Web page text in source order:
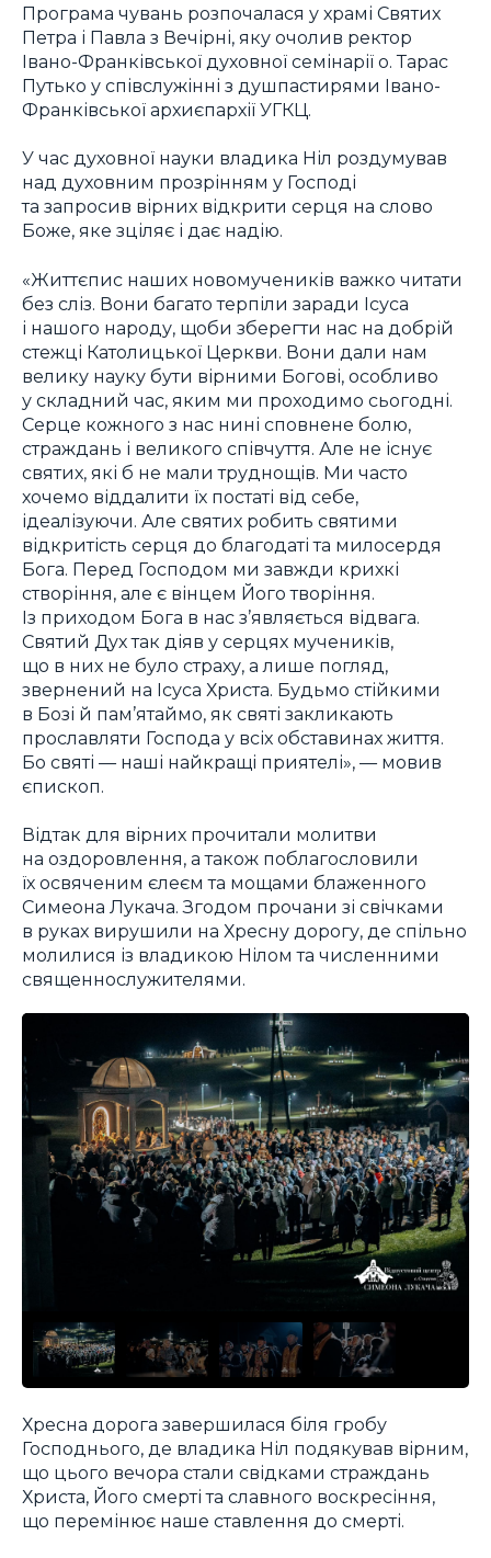
Програма чувань розпочалася у храмі Святих
Петра і Павла з Вечірні, яку очолив ректор
Івано-Франківської духовної семінарії о. Тарас
Путько у співслужінні з душпастирями Івано-
Франківської архиєпархії УГКЦ.
У час духовної науки владика Ніл роздумував
над духовним прозрінням у Господі
та запросив вірних відкрити серця на слово
Боже, яке зціляє і дає надію.
«Життєпис наших новомучеників важко читати
без сліз. Вони багато терпіли заради Ісуса
і нашого народу, щоби зберегти нас на добрій
стежці Католицької Церкви. Вони дали нам
велику науку бути вірними Богові, особливо
у складний час, яким ми проходимо сьогодні.
Серце кожного з нас нині сповнене болю,
страждань і великого співчуття. Але не існує
святих, які б не мали труднощів. Ми часто
хочемо віддалити їх постаті від себе,
ідеалізуючи. Але святих робить святими
відкритість серця до благодаті та милосердя
Бога. Перед Господом ми завжди крихкі
створіння, але є вінцем Його творіння.
Із приходом Бога в нас з’являється відвага.
Святий Дух так діяв у серцях мучеників,
що в них не було страху, а лише погляд,
звернений на Ісуса Христа. Будьмо стійкими
в Бозі й пам’ятаймо, як святі закликають
прославляти Господа у всіх обставинах життя.
Бо святі — наші найкращі приятелі», — мовив
єпископ.
Відтак для вірних прочитали молитви
на оздоровлення, а також поблагословили
їх освяченим єлеєм та мощами блаженного
Симеона Лукача. Згодом прочани зі свічками
в руках вирушили на Хресну дорогу, де спільно
молилися із владикою Нілом та численними
священнослужителями.
Хресна дорога завершилася біля гробу
Господнього, де владика Ніл подякував вірним,
що цього вечора стали свідками страждань
Христа, Його смерті та славного воскресіння,
що перемінює наше ставлення до смерті.